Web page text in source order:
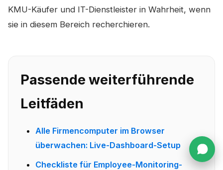
KMU-Käufer und IT-Dienstleister in Wahrheit, wenn
sie in diesem Bereich recherchieren.
Passende weiterführende
Leitfäden
Alle Firmencomputer im Browser
überwachen: Live-Dashboard-Setup
Checkliste für Employee-Monitoring-